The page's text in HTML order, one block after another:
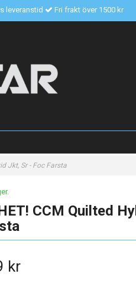
leveranstid Fri frakt över 1500 kr
Jkt, Sr - Foc Farsta
CCM Quilted
kr